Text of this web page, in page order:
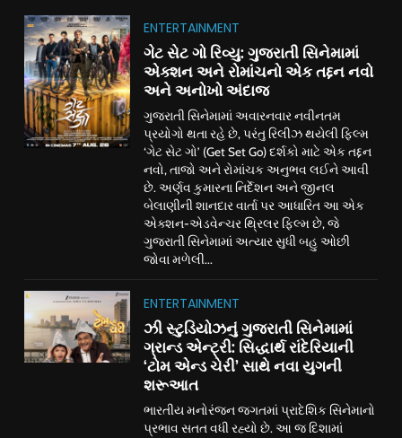
ENTERTAINMENT
ગેટ સેટ ગો રિવ્યુ: ગુજરાતી સિનેમામાં
એક્શન અને રોમાંચનો એક તદ્દન નવો
અને અનોખો અંદાજ
ગુજરાતી સિનેમામાં અવારનવાર નવીનતમ
પ્રયોગો થતા રહે છે, પરંતુ રિલીઝ થયેલી ફિલ્મ
‘ગેટ સેટ ગો’ (Get Set Go) દર્શકો માટે એક તદ્દન
નવો, તાજો અને રોમાંચક અનુભવ લઈને આવી
છે. અર્ણવ કુમારના નિર્દેશન અને જીનલ
બેલાણીની શાનદાર વાર્તા પર આધારિત આ એક
એક્શન-એડવેન્ચર થ્રિલર ફિલ્મ છે, જે
ગુજરાતી સિનેમામાં અત્યાર સુધી બહુ ઓછી
જોવા મળેલી...
ENTERTAINMENT
ઝી સ્ટુડિયોઝનું ગુજરાતી સિનેમામાં
ગ્રાન્ડ એન્ટ્રી: સિદ્ધાર્થ રાંદેરિયાની
‘ટોમ એન્ડ ચેરી’ સાથે નવા યુગની
શરૂઆત
ભારતીય મનોરંજન જગતમાં પ્રાદેશિક સિનેમાનો
પ્રભાવ સતત વધી રહ્યો છે. આ જ દિશામાં